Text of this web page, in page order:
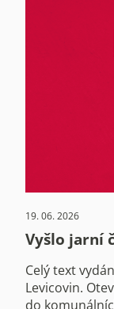
19. 06. 2026
Vyšlo jarní
Celý text
Levicovin.
do